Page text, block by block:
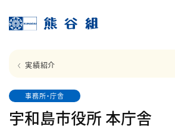
実績紹介
事務所・庁舎
宇和島市役所 本庁舎